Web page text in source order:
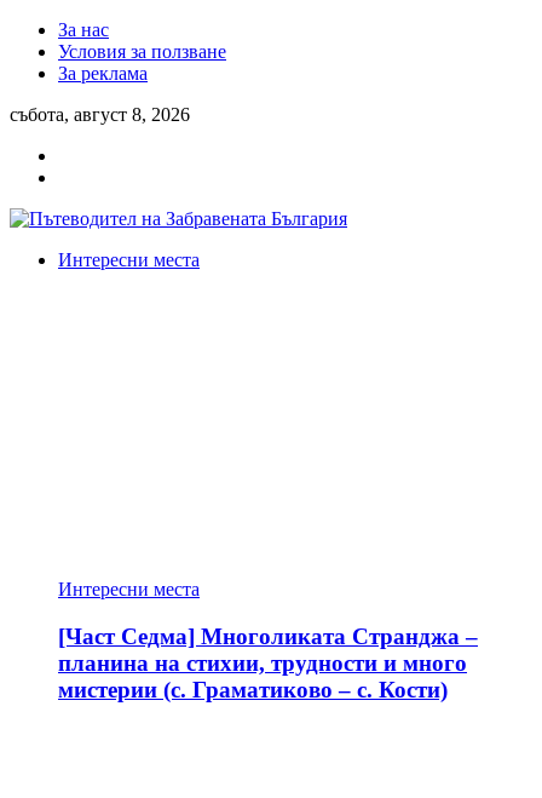
За нас
Условия за ползване
За реклама
събота, август 8, 2026
Интересни места
Интересни места
[Част Седма] Многоликата Странджа –
планина на стихии, трудности и много
мистерии (с. Граматиково – с. Кости)